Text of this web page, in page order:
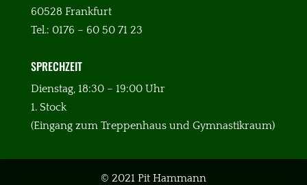
60528 Frankfurt
Tel.: 0176 – 60 50 71 23
SPRECHZEIT:
Dienstag, 18:30 – 19:00 Uhr
1. Stock
(Eingang zum Treppenhaus und Gymnastikraum)
© 2021 Pit Hammann